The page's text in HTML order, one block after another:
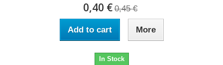
0,40 € 0,45 €
Add to cart More
In Stock